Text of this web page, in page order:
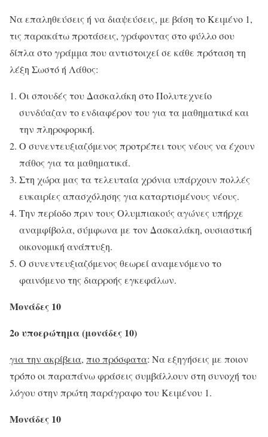
Να επαληθεύσεις ή να διαψεύσεις, με βάση το Κειμένo 1,
τις παρακάτω προτάσεις, γράφοντας στο φύλλο σου
δίπλα στο γράμμα που αντιστοιχεί σε κάθε πρόταση τη
λέξη Σωστό ή Λάθος:
Οι σπουδές του Δασκαλάκη στο Πολυτεχνείο
συνδύαζαν το ενδιαφέρον του για τα μαθηματικά και
την πληροφορική.
Ο συνεντευξιαζόμενος προτρέπει τους νέους να έχουν
πάθος για τα μαθηματικά.
Στη χώρα μας τα τελευταία χρόνια υπάρχουν πολλές
ευκαιρίες απασχόλησης για καταρτισμένους νέους.
Την περίοδο πριν τους Ολυμπιακούς αγώνες υπήρχε
αναμφίβολα, σύμφωνα με τον Δασκαλάκη, ουσιαστική
οικονομική ανάπτυξη.
Ο συνεντευξιαζόμενος θεωρεί αναμενόμενο το
φαινόμενο της διαρροής εγκεφάλων.
Μονάδες 10
2ο υποερώτημα (μονάδες 10)
για την ακρίβεια, πιο πρόσφατα: Να εξηγήσεις με ποιον
τρόπο οι παραπάνω φράσεις συμβάλλουν στη συνοχή του
λόγου στην πρώτη παράγραφο του Κειμένου 1.
Μονάδες 10